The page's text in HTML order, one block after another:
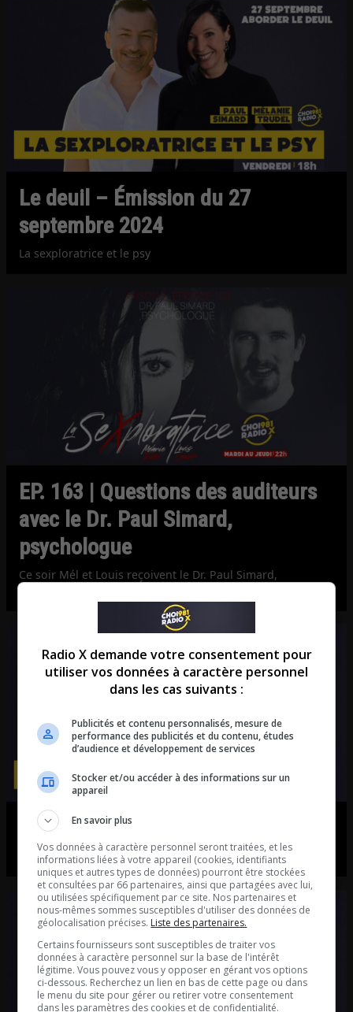
Le deuil – Émission du 27
septembre 2024
La sexploratrice et le psy
EP. 163 | Questions des auditeurs
avec le Dr. Paul Simard,
psychologue
Ce soir Mél et Louis reçoivent le Dr. Paul Simard,
psychologue.
Émission du 13 septembre 2024
La Sexploratrice et le Psy.
Radio X demande votre consentement pour
utiliser vos données à caractère personnel
dans les cas suivants :
Publicités et contenu personnalisés, mesure de
performance des publicités et du contenu, études
d’audience et développement de services
Stocker et/ou accéder à des informations sur un
appareil
En savoir plus
Vos données à caractère personnel seront traitées, et les
informations liées à votre appareil (cookies, identifiants
uniques et autres types de données) pourront être stockées
et consultées par 66 partenaires, ainsi que partagées avec lui,
ou utilisées spécifiquement par ce site. Nos partenaires et
nous-mêmes sommes susceptibles d'utiliser des données de
géolocalisation précises. Liste des partenaires.
Certains fournisseurs sont susceptibles de traiter vos
données à caractère personnel sur la base de l'intérêt
légitime. Vous pouvez vous y opposer en gérant vos options
ci-dessous. Recherchez un lien en bas de cette page ou dans
le menu du site pour gérer ou retirer votre consentement
dans les paramètres des cookies et de confidentialité.